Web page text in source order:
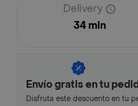
Delivery
34 min
Envío gratis en tu
Disfruta este descuento en tu